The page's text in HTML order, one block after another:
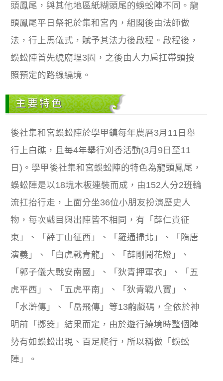
頭鳳尾，與其他地區紙糊頭尾的蜈蚣陣不同。龍
頭鳳尾平日祭祀於集和宮內，組閣後由法師做
法，行上馬儀式，賦予其法力後啟程。啟程後，
蜈蚣陣首先繞廟埕3圈，之後由人力肩扛帶頭按
照預定的路線繞境。
主要特色
後社集和宮蜈蚣陣於學甲鎮每年農曆3月11日舉
行上白礁，且每4年舉行刈香活動(3月9日至11
日)。學甲後社集和宮蜈蚣陣的特色為龍頭鳳尾，
蜈蚣陣是以18塊木板連裝而成，由152人分2班輪
流扛抬行走，上面分坐36位小朋友扮演歷史人
物，每次戲目與出陣皆不相同，有「薛仁貴征
東」、「薛丁山征西」、「羅通掃北」、「隋唐
演義」、「白虎戰青龍」、「薛剛鬧花燈」、
「郭子儀大戰安南國」、「狄青押軍衣」、「五
虎平西」、「五虎平南」、「狄青戰八寶」、
「水滸傳」、「岳飛傳」等13齣戲碼，全依於神
明前「擲筊」結果而定，由於遊行繞境時整個陣
勢有如蜈蚣出現、百足爬行，所以稱做「蜈蚣
陣」。